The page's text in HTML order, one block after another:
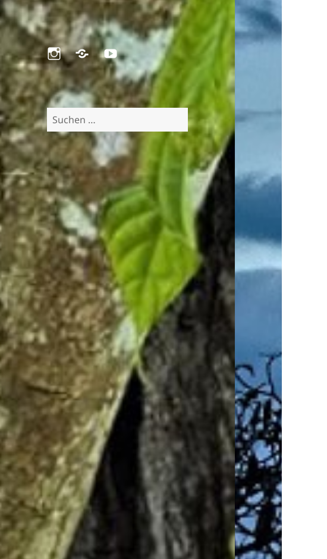
Instagram
PinterestYouTube
Suchen
nach: